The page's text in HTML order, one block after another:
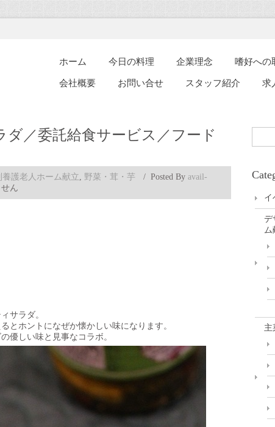
ホーム 今日の料理 企業理念 嗜好への
会社概要 お問い合せ スタッフ紹介 求
／委託給食サービス／フード
護老人ホーム献立, 野菜・茸・芋 / Posted By avail-
ん
サラダ。
とホントになぜか懐かしい味になります。
優しい味と見事なコラボ。
イ
デ
ム
主